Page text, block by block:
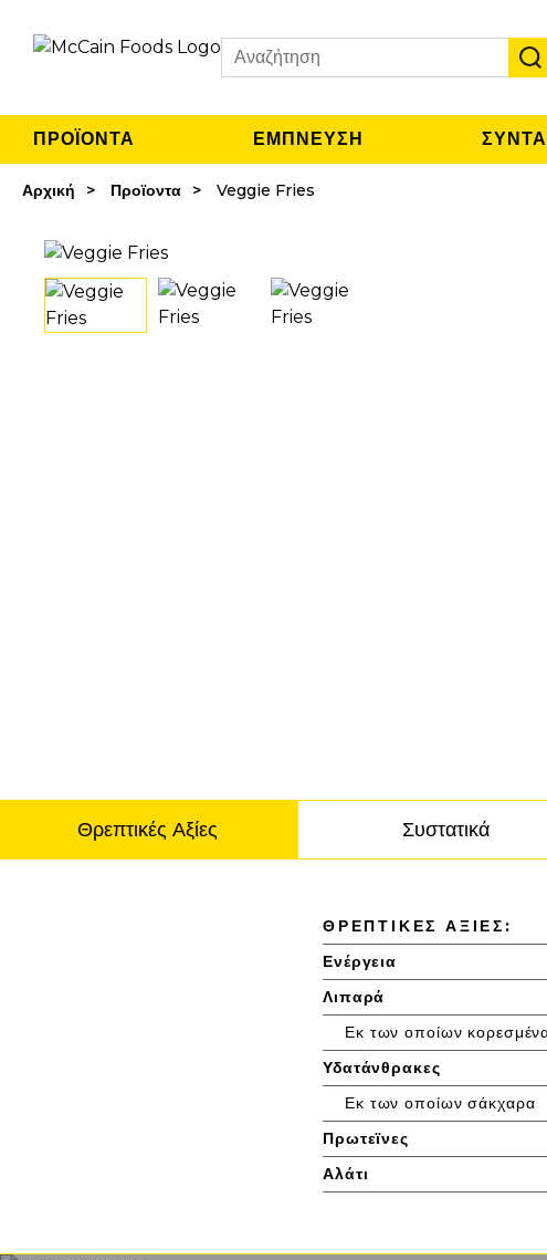
Search
ΠΡΟΪΟΝΤΑ ΈΜΠΝΕΥΣΗ
Αρχική Προϊοντα Veggie Fries
Θρεπτικές Αξίες Συστατικά
ΘΡΕΠΤΙΚΈΣ ΑΞΊΕΣ:
Ενέργεια
Λιπαρά
Εκ των οποίων
Υδατάνθρακες
Εκ των οποίων σάκχαρα
Πρωτεϊνες
Αλάτι